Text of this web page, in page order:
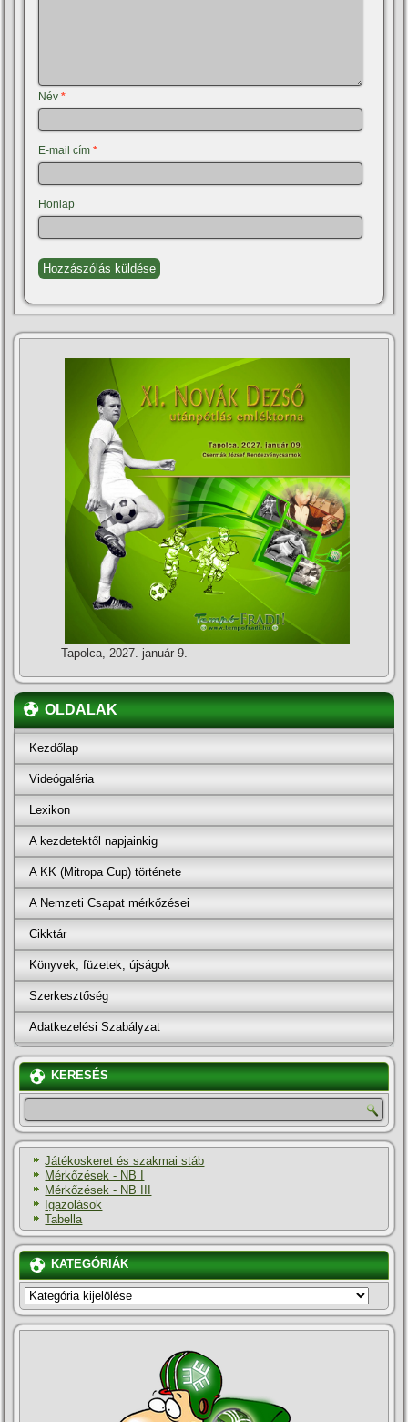
Név*
E-mail cím*
Honlap
Tapolca, 2027. január 9.
OLDALAK
Kezdőlap
Videógaléria
Lexikon
A kezdetektől napjainkig
A KK (Mitropa Cup) története
A Nemzeti Csapat mérkőzései
Cikktár
Könyvek, füzetek, újságok
Szerkesztőség
Adatkezelési Szabályzat
KERESÉS
Játékoskeret és szakmai stáb
Mérkőzések - NB I
Mérkőzések - NB III
Igazolások
Tabella
KATEGÓRIÁK
KATEGÓRIÁK